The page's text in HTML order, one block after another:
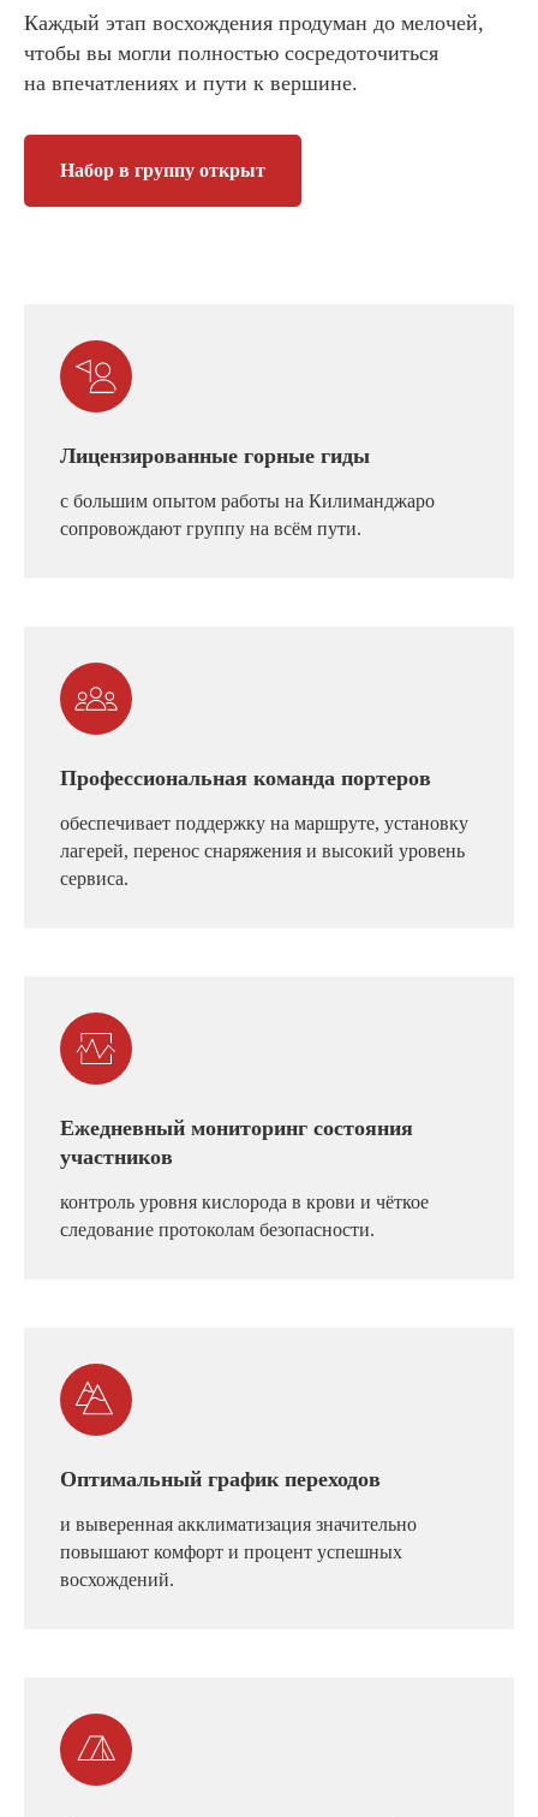
Каждый этап восхождения продуман до мелочей,
чтобы вы могли полностью сосредоточиться
на впечатлениях и пути к вершине.
Набор в группу открыт
Лицензированные горные гиды
с большим опытом работы на Килиманджаро
сопровождают группу на всём пути.
Профессиональная команда портеров
обеспечивает поддержку на маршруте, установку
лагерей, перенос снаряжения и высокий уровень
сервиса.
Ежедневный мониторинг состояния
участников
контроль уровня кислорода в крови и чёткое
следование протоколам безопасности.
Оптимальный график переходов
и выверенная акклиматизация значительно
повышают комфорт и процент успешных
восхождений.